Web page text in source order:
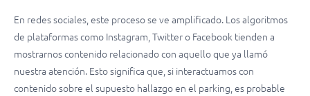
En redes sociales, este proceso se ve amplificado. Los algoritmos
de plataformas como Instagram, Twitter o Facebook tienden a
mostrarnos contenido relacionado con aquello que ya llamó
nuestra atención. Esto significa que, si interactuamos con
contenido sobre el supuesto hallazgo en el parking, es probable